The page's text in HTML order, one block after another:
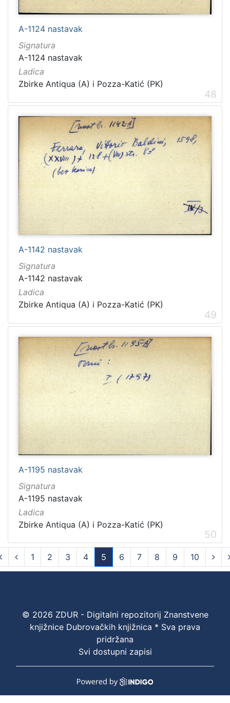
A-1124 nastavak
Signatura
A-1124 nastavak
Ladica
Zbirke Antiqua (A) i Pozza-Katić (PK)
48
A-1142 nastavak
Signatura
A-1142 nastavak
Ladica
Zbirke Antiqua (A) i Pozza-Katić (PK)
49
A-1195 nastavak
Signatura
A-1195 nastavak
Ladica
Zbirke Antiqua (A) i Pozza-Katić (PK)
50
1 2 3 4
5
(current)
6 7 8 9 10
© 2026 ZDUR - Digitalni repozitorij Znanstvene
knjižnice Dubrovačkih knjižnica * Sva prava
pridržana
Svi dostupni zapisi